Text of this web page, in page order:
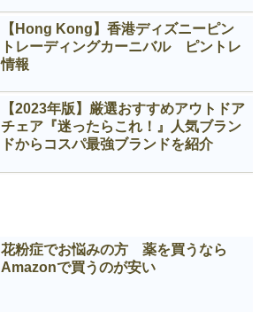
【Hong Kong】香港ディズニーピン
トレーディングカーニバル ピントレ
情報
【2023年版】厳選おすすめアウトドア
チェア『迷ったらこれ！』人気ブラン
ドからコスパ最強ブランドを紹介
花粉症でお悩みの方 薬を買うなら
Amazonで買うのが安い